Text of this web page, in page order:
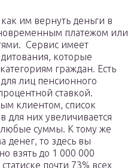
им вернуть деньги в
платежом или
Сервис имеет
которые
граждан. Есть
лиц пенсионного
ставкой.
клиентом, список
для них увеличивается
любые суммы. К тому же
денег, то здесь вы
взять до 1 000 000
почти 73% всех